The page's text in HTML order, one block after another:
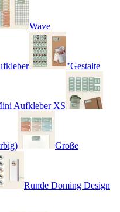
Wave
"Gestalte
Aufkleber XS
Große
Runde Doming Design